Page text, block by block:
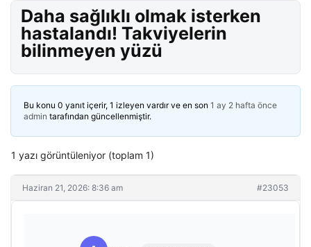
Daha sağlıklı olmak isterken
hastalandı! Takviyelerin
bilinmeyen yüzü
Bu konu 0 yanıt içerir, 1 izleyen vardır ve en son 1 ay 2 hafta önce
admin tarafından güncellenmiştir.
1 yazı görüntüleniyor (toplam 1)
Haziran 21, 2026: 8:36 am #23053